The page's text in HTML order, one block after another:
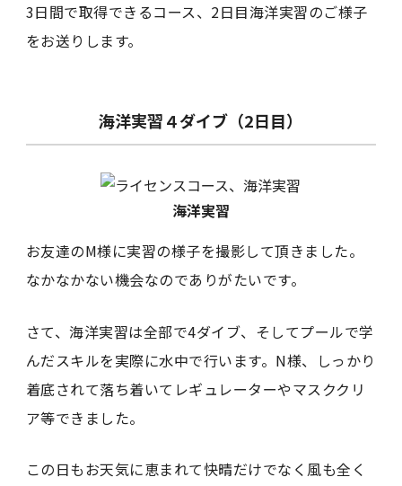
3日間で取得できるコース、2日目海洋実習のご様子
をお送りします。
海洋実習４ダイブ（2日目）
海洋実習
お友達のM様に実習の様子を撮影して頂きました。
なかなかない機会なのでありがたいです。
さて、海洋実習は全部で4ダイブ、そしてプールで学
んだスキルを実際に水中で行います。N様、しっかり
着底されて落ち着いてレギュレーターやマスククリ
ア等できました。
この日もお天気に恵まれて快晴だけでなく風も全く